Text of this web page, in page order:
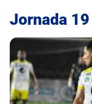
Jornada 19